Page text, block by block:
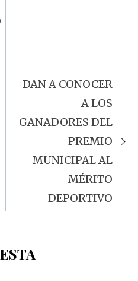
DAN A CONOCER
A LOS
GANADORES DEL
PREMIO
MUNICIPAL AL
MÉRITO
DEPORTIVO